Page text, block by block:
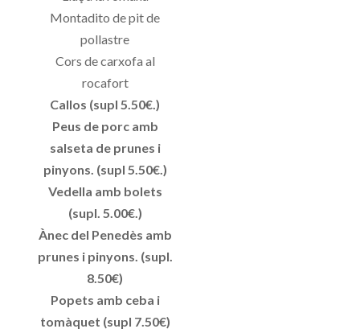
Montadito de pit de
pollastre
Cors de carxofa al
rocafort
Callos (supl 5.50€.)
Peus de porc amb
salseta de prunes i
pinyons. (supl 5.50€.)
Vedella amb bolets
(supl. 5.00€.)
Ànec del Penedès amb
prunes i pinyons. (supl.
8.50€)
Popets amb ceba i
tomàquet (supl 7.50€)